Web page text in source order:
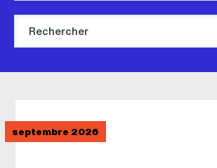
Joindre l'équipe
Salles
septembre 2026